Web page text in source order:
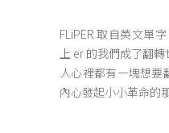
FLiPER 取自英文單
上 er 的我們成了翻
人心裡都有一塊想要
內心發起小小革命的